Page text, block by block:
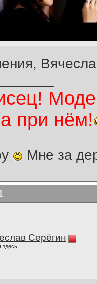
при нём!
Мне за
Серёгин
здесь